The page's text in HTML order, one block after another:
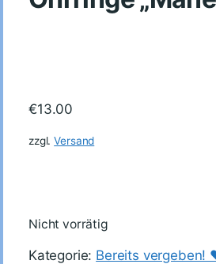
€13.00
zzgl.Versand
Nicht vorrätig
Kategorie: Bereits vergeben!